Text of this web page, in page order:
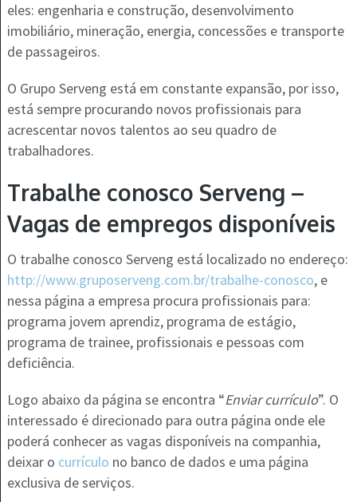
eles: engenharia e construção, desenvolvimento
imobiliário, mineração, energia, concessões e transporte
de passageiros.
O Grupo Serveng está em constante expansão, por isso,
está sempre procurando novos profissionais para
acrescentar novos talentos ao seu quadro de
trabalhadores.
Trabalhe conosco Serveng –
Vagas de empregos disponíveis
O trabalhe conosco Serveng está localizado no endereço:
http://www.gruposerveng.com.br/trabalhe-conosco, e
nessa página a empresa procura profissionais para:
programa jovem aprendiz, programa de estágio,
programa de trainee, profissionais e pessoas com
deficiência.
Logo abaixo da página se encontra “Enviar currículo”. O
interessado é direcionado para outra página onde ele
poderá conhecer as vagas disponíveis na companhia,
deixar o currículo no banco de dados e uma página
exclusiva de serviços.